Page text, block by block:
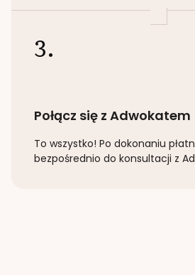
3.
Połącz się z Adwokatem
To wszystko! Po dokonaniu
bezpośrednio do konsultacji z